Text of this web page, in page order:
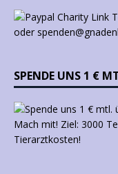
oder
SPENDE UNS 1 €
Mach mit! Ziel: 3000
Tierarztkosten!